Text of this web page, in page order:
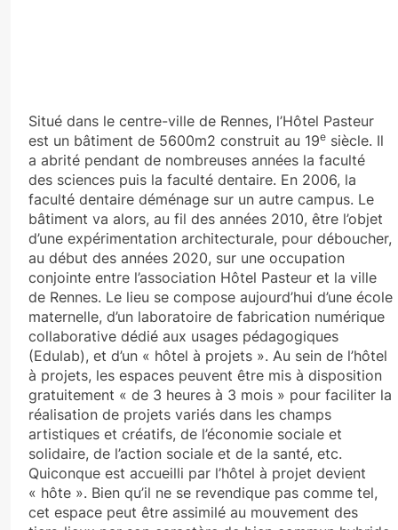
Situé dans le centre-ville de Rennes, l’Hôtel Pasteur
est un bâtiment de 5600m2 construit au 19e siècle. Il
a abrité pendant de nombreuses années la faculté
des sciences puis la faculté dentaire. En 2006, la
faculté dentaire déménage sur un autre campus. Le
bâtiment va alors, au fil des années 2010, être l’objet
d’une expérimentation architecturale, pour déboucher,
au début des années 2020, sur une occupation
conjointe entre l’association Hôtel Pasteur et la ville
de Rennes. Le lieu se compose aujourd’hui d’une école
maternelle, d’un laboratoire de fabrication numérique
collaborative dédié aux usages pédagogiques
(Edulab), et d’un « hôtel à projets ». Au sein de l’hôtel
à projets, les espaces peuvent être mis à disposition
gratuitement « de 3 heures à 3 mois » pour faciliter la
réalisation de projets variés dans les champs
artistiques et créatifs, de l’économie sociale et
solidaire, de l’action sociale et de la santé, etc.
Quiconque est accueilli par l’hôtel à projet devient
« hôte ». Bien qu’il ne se revendique pas comme tel,
cet espace peut être assimilé au mouvement des